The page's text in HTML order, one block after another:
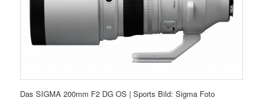
Das SIGMA 200mm F2 DG OS | Sports Bild: Sigma Foto